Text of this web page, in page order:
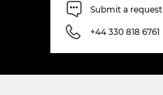
Submit a request
+44 330 818 6761